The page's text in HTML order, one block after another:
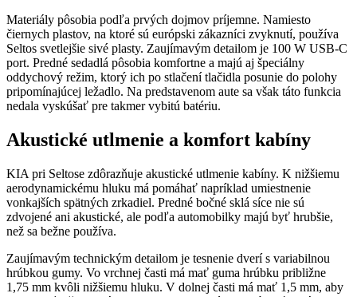
Materiály pôsobia podľa prvých dojmov príjemne. Namiesto
čiernych plastov, na ktoré sú európski zákazníci zvyknutí, používa
Seltos svetlejšie sivé plasty. Zaujímavým detailom je 100 W USB-C
port. Predné sedadlá pôsobia komfortne a majú aj špeciálny
oddychový režim, ktorý ich po stlačení tlačidla posunie do polohy
pripomínajúcej ležadlo. Na predstavenom aute sa však táto funkcia
nedala vyskúšať pre takmer vybitú batériu.
Akustické utlmenie a komfort kabíny
KIA pri Seltose zdôrazňuje akustické utlmenie kabíny. K nižšiemu
aerodynamickému hluku má pomáhať napríklad umiestnenie
vonkajších spätných zrkadiel. Predné bočné sklá síce nie sú
zdvojené ani akustické, ale podľa automobilky majú byť hrubšie,
než sa bežne používa.
Zaujímavým technickým detailom je tesnenie dverí s variabilnou
hrúbkou gumy. Vo vrchnej časti má mať guma hrúbku približne
1,75 mm kvôli nižšiemu hluku. V dolnej časti má mať 1,5 mm, aby